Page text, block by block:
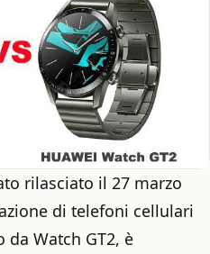
rilasciato il 27 marzo
di telefoni cellulari
da Watch GT2, è